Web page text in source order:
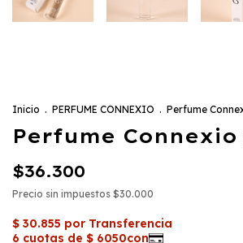
Inicio . PERFUME CONNEXIO . Perfume
Perfume Connexio
$36.300
Precio sin impuestos $30.000